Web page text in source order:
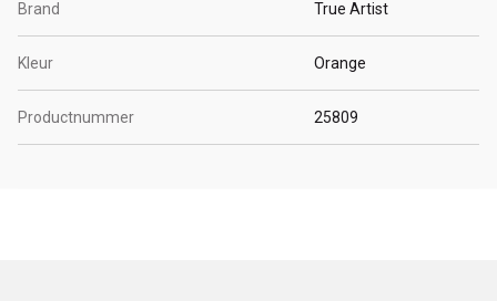
Brand True Artist
Kleur Orange
Productnummer 25809